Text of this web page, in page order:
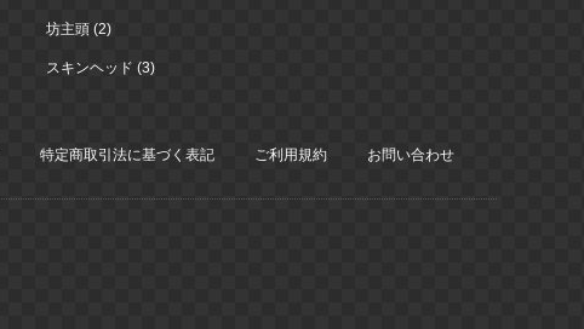
坊主頭 (2)
スキンヘッド (3)
特定商取引法に基づく表記 ご利用規約 お問い合わせ